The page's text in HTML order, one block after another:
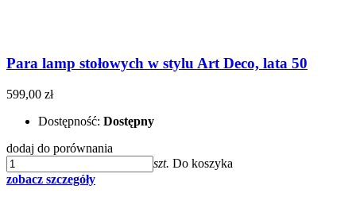
Para lamp stołowych w stylu Art Deco, lata 50
599,00 zł
Dostępność: Dostępny
dodaj do porównania
szt. Do koszyka
zobacz szczegóły